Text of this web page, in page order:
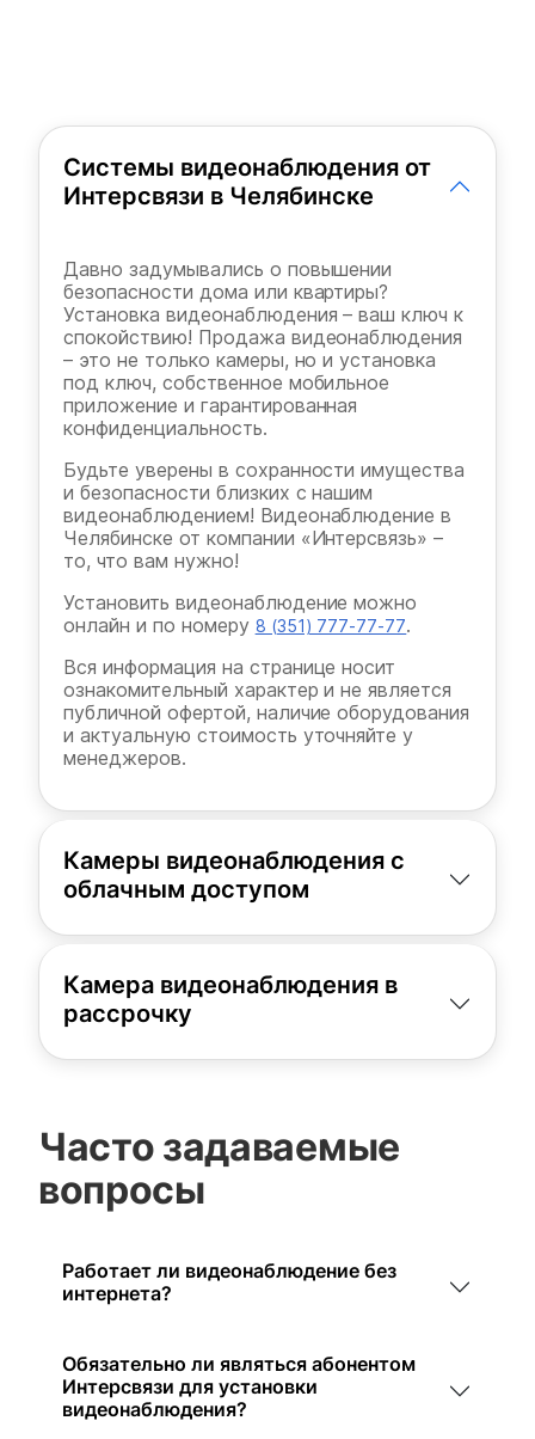
Системы видеонаблюдения от
Интерсвязи в Челябинске
Давно задумывались о повышении
безопасности дома или квартиры?
Установка видеонаблюдения – ваш ключ к
спокойствию! Продажа видеонаблюдения
– это не только камеры, но и установка
под ключ, собственное мобильное
приложение и гарантированная
конфиденциальность.
Будьте уверены в сохранности имущества
и безопасности близких с нашим
видеонаблюдением! Видеонаблюдение в
Челябинске от компании «Интерсвязь» –
то, что вам нужно!
Установить видеонаблюдение можно
онлайн и по номеру 8 (351) 777-77-77.
Вся информация на странице носит
ознакомительный характер и не является
публичной офертой, наличие оборудования
и актуальную стоимость уточняйте у
менеджеров.
Камеры видеонаблюдения с
облачным доступом
Камера видеонаблюдения в
рассрочку
Часто задаваемые
вопросы
Работает ли видеонаблюдение без
интернета?
Обязательно ли являться абонентом
Интерсвязи для установки
видеонаблюдения?